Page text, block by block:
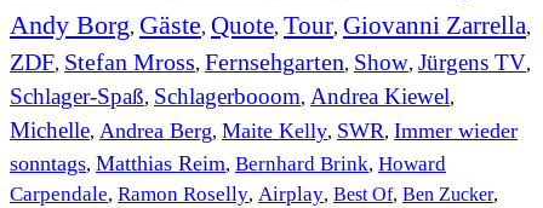
Andy Borg, Gäste, Quote, Tour, Giovanni Zarrella,
ZDF, Stefan Mross, Fernsehgarten, Show, Jürgens TV,
Schlager-Spaß, Schlagerbooom, Andrea Kiewel,
Michelle, Andrea Berg, Maite Kelly, SWR, Immer wieder
sonntags, Matthias Reim, Bernhard Brink, Howard
Carpendale, Ramon Roselly, Airplay, Best Of, Ben Zucker,